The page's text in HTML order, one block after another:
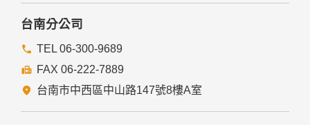
本網站委託廠商協助蒐集、處理或利用您的個人資料時，將對
委外廠商或個人善盡監督管理之責。
六、Cookie之使用
為了提供您最佳的服務，本網站會在您的電腦中放置並取用我
們的Cookie，若您不願接受Cookie的寫入，您可在您使用的
瀏覽器功能項中設定隱私權等級為高，即可拒絕Cookie的寫
台南分公司
TEL 06-300-9689
FAX 06-222-7889
台南市中西區中山路147號8樓A室